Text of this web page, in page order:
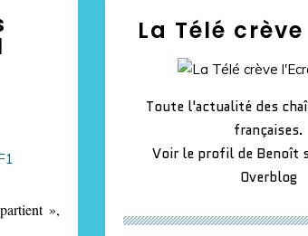
»,
La Télé
Toute l'actualité des
françaises.
Voir le profil de Benoît
Overblog